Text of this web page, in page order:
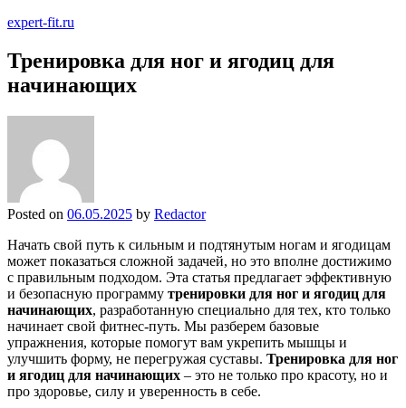
expert-fit.ru
Тренировка для ног и ягодиц для
начинающих
Posted on 06.05.2025 by Redactor
Начать свой путь к сильным и подтянутым ногам и ягодицам
может показаться сложной задачей, но это вполне достижимо
с правильным подходом. Эта статья предлагает эффективную
и безопасную программу тренировки для ног и ягодиц для
начинающих, разработанную специально для тех, кто только
начинает свой фитнес-путь. Мы разберем базовые
упражнения, которые помогут вам укрепить мышцы и
улучшить форму, не перегружая суставы. Тренировка для ног
и ягодиц для начинающих – это не только про красоту, но и
про здоровье, силу и уверенность в себе.